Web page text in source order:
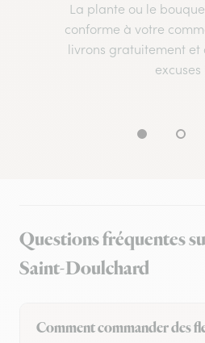
La plante ou le
conforme à votre
livrons gratuitement et
excuses
Questions fréquentes
Saint-Doulchard
Comment commander des